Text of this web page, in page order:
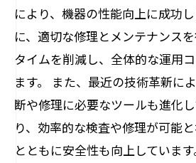
により、機器の性能向上に成功
に、適切な修理とメンテナンス
タイムを削減し、全体的な運用
ます。 また、最近の技術革新に
断や修理に必要なツールも進化
り、効率的な検査や修理が可能
とともに安全性も向上していま